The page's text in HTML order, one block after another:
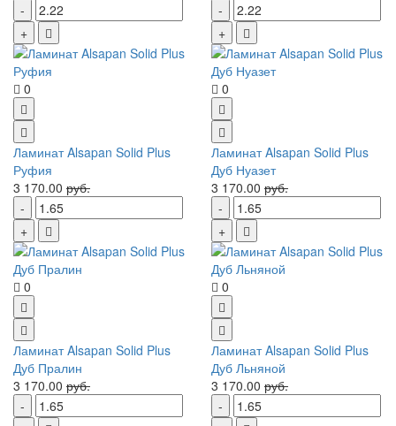
0
Ламинат Alsapan Solid Plus
Руфия
3 170.00 руб.
0
Ламинат Alsapan Solid Plus
Дуб Нуазет
3 170.00 руб.
0
Ламинат Alsapan Solid Plus
Дуб Пралин
3 170.00 руб.
0
Ламинат Alsapan Solid Plus
Дуб Льняной
3 170.00 руб.